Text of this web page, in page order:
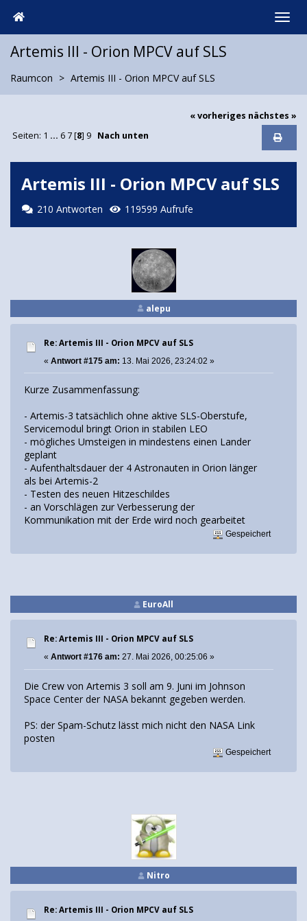
Artemis III - Orion MPCV auf SLS
Raumcon Artemis III - Orion MPCV auf SLS
« vorheriges nächstes »
Seiten: 1 ... 6 7[8] 9 Nach unten
Artemis III - Orion MPCV auf SLS
210 Antworten 119599 Aufrufe
alepu
Re: Artemis III - Orion MPCV auf SLS
« Antwort #175 am: 13. Mai 2026, 23:24:02 »
Kurze Zusammenfassung:
- Artemis-3 tatsächlich ohne aktive SLS-Oberstufe,
Servicemodul bringt Orion in stabilen LEO
- mögliches Umsteigen in mindestens einen Lander
geplant
- Aufenthaltsdauer der 4 Astronauten in Orion länger
als bei Artemis-2
- Testen des neuen Hitzeschildes
- an Vorschlägen zur Verbesserung der
Kommunikation mit der Erde wird noch gearbeitet
Gespeichert
EuroAll
Re: Artemis III - Orion MPCV auf SLS
« Antwort #176 am: 27. Mai 2026, 00:25:06 »
Die Crew von Artemis 3 soll am 9. Juni im Johnson
Space Center der NASA bekannt gegeben werden.
PS: der Spam-Schutz lässt mich nicht den NASA Link
posten
Gespeichert
Nitro
Re: Artemis III - Orion MPCV auf SLS